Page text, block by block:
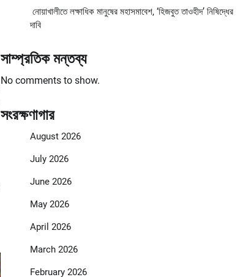
নোয়াখালীতে লক্ষাধিক মানুষের মহাসমাবেশ, ‘হিজবুত তাওহীদ’ নিষিদ্ধের
দাবি
সাম্প্রতিক মন্তব্য
No comments to show.
সংরক্ষণাগার
August 2026
July 2026
June 2026
May 2026
April 2026
March 2026
February 2026